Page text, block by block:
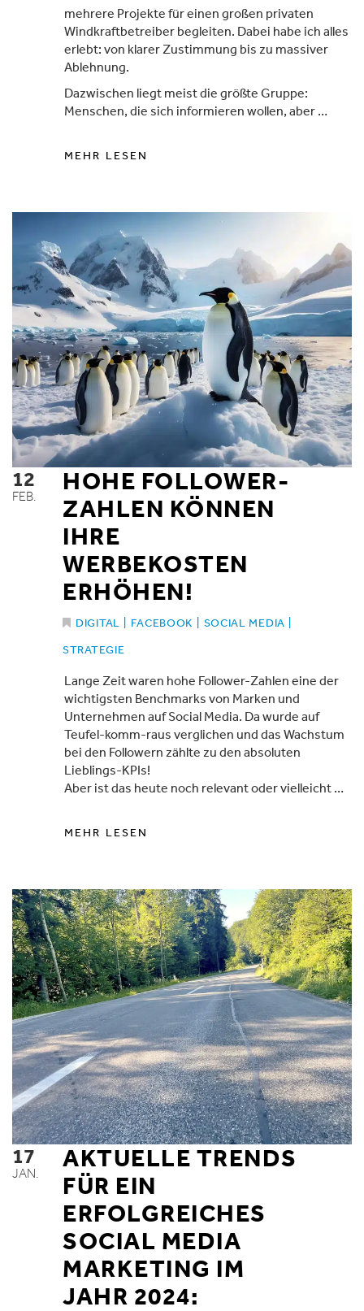
mehrere Projekte für einen großen privaten
Windkraftbetreiber begleiten. Dabei habe ich alles
erlebt: von klarer Zustimmung bis zu massiver
Ablehnung.
Dazwischen liegt meist die größte Gruppe:
Menschen, die sich informieren wollen, aber …
MEHR LESEN
12
FEB.
HOHE FOLLOWER-
ZAHLEN KÖNNEN
IHRE
WERBEKOSTEN
ERHÖHEN!
DIGITAL FACEBOOK SOCIAL MEDIA
STRATEGIE
Lange Zeit waren hohe Follower-Zahlen eine der
wichtigsten Benchmarks von Marken und
Unternehmen auf Social Media. Da wurde auf
Teufel-komm-raus verglichen und das Wachstum
bei den Followern zählte zu den absoluten
Lieblings-KPIs!
Aber ist das heute noch relevant oder vielleicht …
MEHR LESEN
17
JAN.
AKTUELLE TRENDS
FÜR EIN
ERFOLGREICHES
SOCIAL MEDIA
MARKETING IM
JAHR 2024: